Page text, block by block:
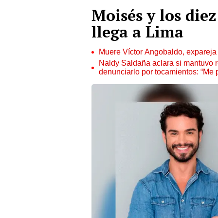
Moisés y los
llega a Lima
Muere Víctor Angobaldo,
Naldy Saldaña aclara si mantuvo
denunciarlo por tocamientos: “Me